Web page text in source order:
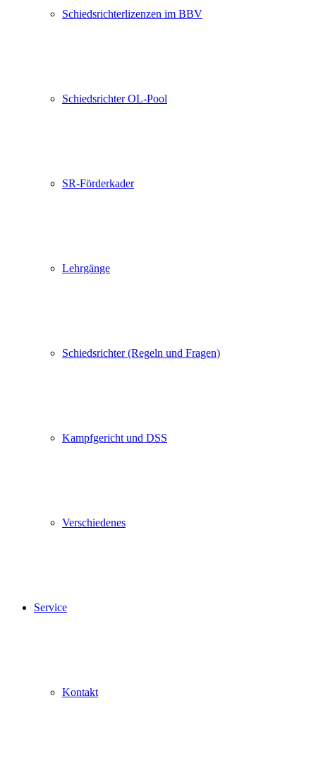
Schiedsrichterlizenzen im BBV
Schiedsrichter OL-Pool
SR-Förderkader
Lehrgänge
Schiedsrichter (Regeln und Fragen)
Kampfgericht und DSS
Verschiedenes
Service
Kontakt